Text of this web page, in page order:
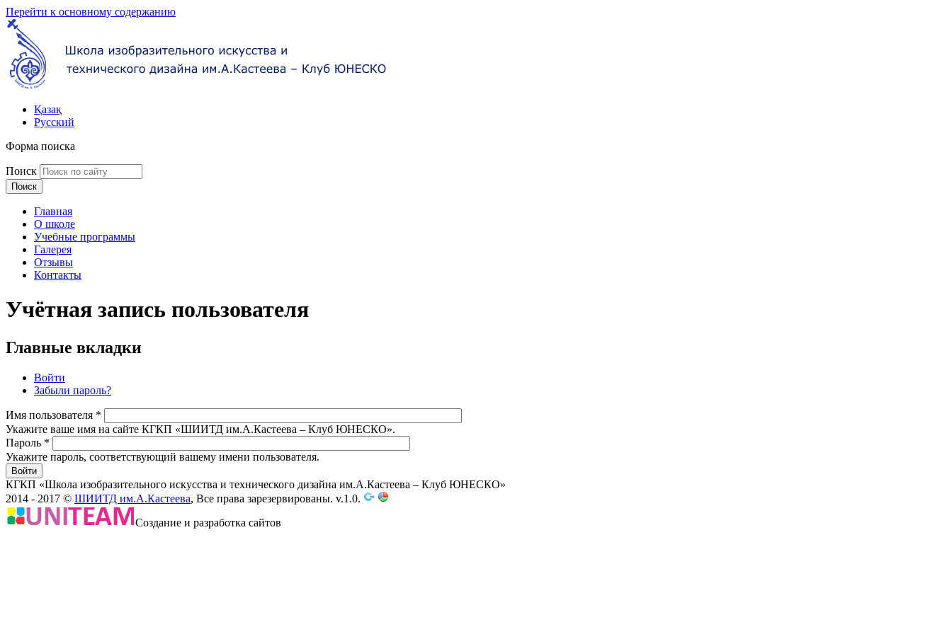
Перейти к основному содержанию
Қазақ
Русский
Форма поиска
Поиск
Главная
О школе
Учебные программы
Галерея
Отзывы
Контакты
Учётная запись пользователя
Главные вкладки
Войти
Забыли пароль?
Имя пользователя *
Укажите ваше имя на сайте КГКП «ШИИТД им.А.Кастеева – Клуб ЮНЕСКО».
Пароль *
Укажите пароль, соответствующий вашему имени пользователя.
КГКП «Школа изобразительного искусства и технического дизайна им.А.Кастеева – Клуб ЮНЕСКО»
2014 - 2017 © ШИИТД им.А.Кастеева, Все права зарезервированы. v.1.0.
Создание и разработка сайтов